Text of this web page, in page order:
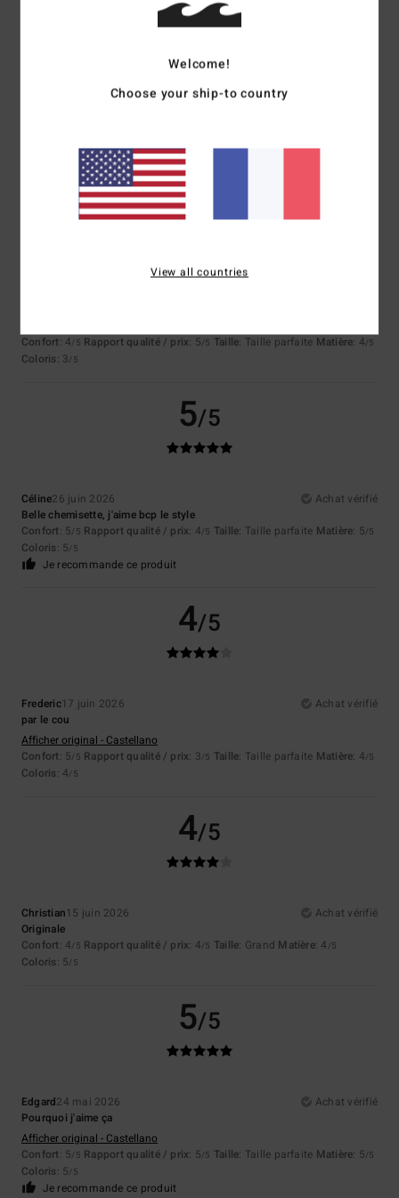
4/5
8 juillet 2026
4
Confort: 4/5 Rapport qualité / prix: 5/5 Taille: Taille parfaite Matière: 4/5
Coloris: 3/5
5/5
Céline26 juin 2026
Achat vérifié
Belle chemisette, j'aime bcp le style
Confort: 5/5 Rapport qualité / prix: 4/5 Taille: Taille parfaite Matière: 5/5
Coloris: 5/5
Je recommande ce produit
4/5
Frederic17 juin 2026
Achat vérifié
par le cou
Afficher original - Castellano
Confort: 5/5 Rapport qualité / prix: 3/5 Taille: Taille parfaite Matière: 4/5
Coloris: 4/5
4/5
Christian15 juin 2026
Achat vérifié
Originale
Confort: 4/5 Rapport qualité / prix: 4/5 Taille: Grand Matière: 4 /5
Coloris: 5/5
5/5
Edgard24 mai 2026
Achat vérifié
Pourquoi j'aime ça
Afficher original - Castellano
Confort: 5/5 Rapport qualité / prix: 5/5 Taille: Taille parfaite Matière: 5/5
Coloris: 5/5
Je recommande ce produit
Welcome!
Choose your ship-to country
View all countries